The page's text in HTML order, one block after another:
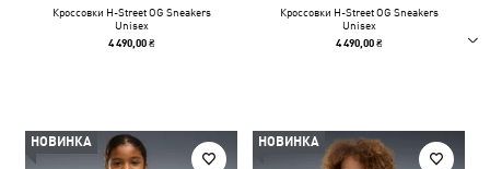
Кроссовки H-Street OG Sneakers
Unisex
4 490,00 ₴
Кроссовки H-Street OG Sneakers
Unisex
4 490,00 ₴
НОВИНКА НОВИНКА